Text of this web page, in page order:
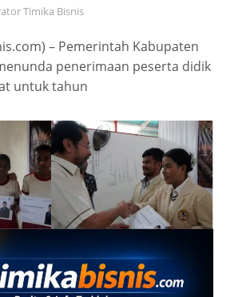
Timika Bisnis
– Pemerintah Kabupaten
penerimaan peserta didik
untuk tahun